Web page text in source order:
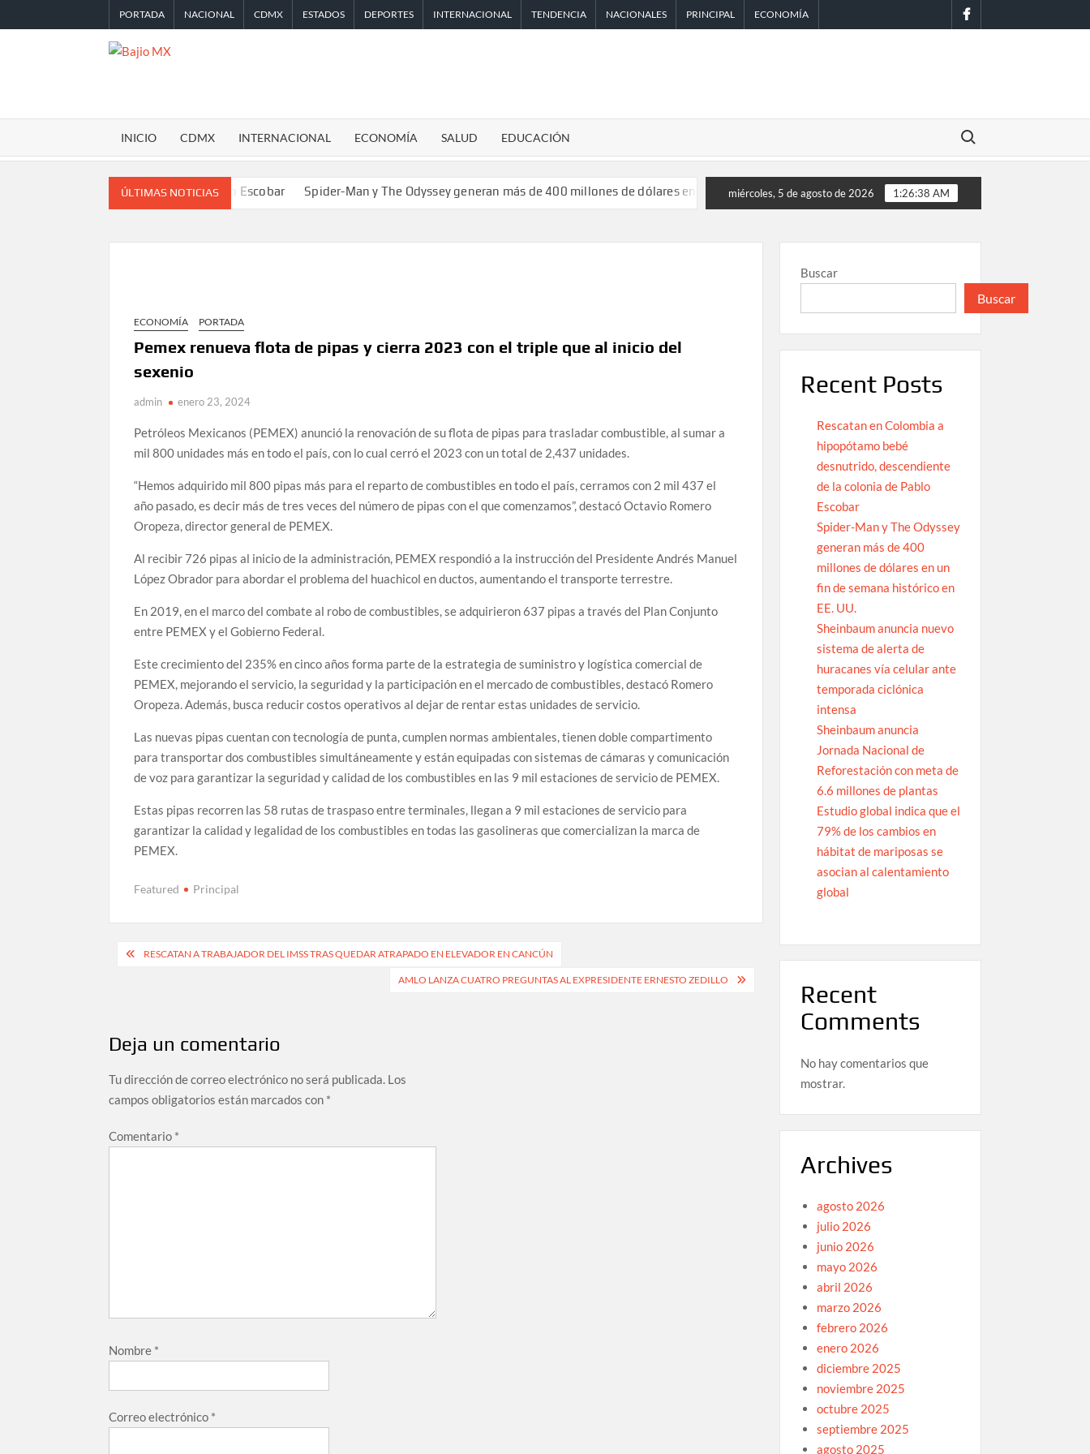
al
PORTADA NACIONAL CDMX ESTADOS DEPORTES INTERNACIONAL TENDENCIA NACIONALES PRINCIPAL ECONOMÍA facebook
MX
INICIO CDMX INTERNACIONAL ECONOMÍA SALUD EDUCACIÓN
Buscar:
ÚLTIMAS NOTICIAS
de la colonia de Pablo Escobar Spider-Man y The Odyssey generan más de 400 millones de dólares en un fin de semana histórico en EE. UU. Sheinbaum anuncia nuevo sistema de
miércoles, 5 de agosto de 2026 1:26:38 AM
ECONOMÍA PORTADA
Pemex renueva flota de pipas y cierra 2023 con el triple que al inicio del
sexenio
admin enero 23, 2024
Petróleos Mexicanos (PEMEX) anunció la renovación de su flota de pipas para trasladar combustible, al sumar a
mil 800 unidades más en todo el país, con lo cual cerró el 2023 con un total de 2,437 unidades.
“Hemos adquirido mil 800 pipas más para el reparto de combustibles en todo el país, cerramos con 2 mil 437 el
año pasado, es decir más de tres veces del número de pipas con el que comenzamos”, destacó Octavio Romero
Oropeza, director general de PEMEX.
Al recibir 726 pipas al inicio de la administración, PEMEX respondió a la instrucción del Presidente Andrés Manuel
López Obrador para abordar el problema del huachicol en ductos, aumentando el transporte terrestre.
En 2019, en el marco del combate al robo de combustibles, se adquirieron 637 pipas a través del Plan Conjunto
entre PEMEX y el Gobierno Federal.
Este crecimiento del 235% en cinco años forma parte de la estrategia de suministro y logística comercial de
PEMEX, mejorando el servicio, la seguridad y la participación en el mercado de combustibles, destacó Romero
Oropeza. Además, busca reducir costos operativos al dejar de rentar estas unidades de servicio.
Las nuevas pipas cuentan con tecnología de punta, cumplen normas ambientales, tienen doble compartimento
para transportar dos combustibles simultáneamente y están equipadas con sistemas de cámaras y comunicación
de voz para garantizar la seguridad y calidad de los combustibles en las 9 mil estaciones de servicio de PEMEX.
Estas pipas recorren las 58 rutas de traspaso entre terminales, llegan a 9 mil estaciones de servicio para
garantizar la calidad y legalidad de los combustibles en todas las gasolineras que comercializan la marca de
PEMEX.
Featured Principal
Navegación
RESCATAN A TRABAJADOR DEL IMSS TRAS QUEDAR ATRAPADO EN ELEVADOR EN CANCÚN
AMLO LANZA CUATRO PREGUNTAS AL EXPRESIDENTE ERNESTO ZEDILLO
Deja un comentario
Tu dirección de correo electrónico no será publicada. Los
campos obligatorios están marcados con *
Comentario *
Nombre *
Correo electrónico *
Buscar
Buscar
Recent Posts
Rescatan en Colombia a
hipopótamo bebé
desnutrido, descendiente
de la colonia de Pablo
Escobar
Spider-Man y The Odyssey
generan más de 400
millones de dólares en un
fin de semana histórico en
EE. UU.
Sheinbaum anuncia nuevo
sistema de alerta de
huracanes vía celular ante
temporada ciclónica
intensa
Sheinbaum anuncia
Jornada Nacional de
Reforestación con meta de
6.6 millones de plantas
Estudio global indica que el
79% de los cambios en
hábitat de mariposas se
asocian al calentamiento
global
Recent
Comments
No hay comentarios que
mostrar.
Archives
agosto 2026
julio 2026
junio 2026
mayo 2026
abril 2026
marzo 2026
febrero 2026
enero 2026
diciembre 2025
noviembre 2025
octubre 2025
septiembre 2025
agosto 2025